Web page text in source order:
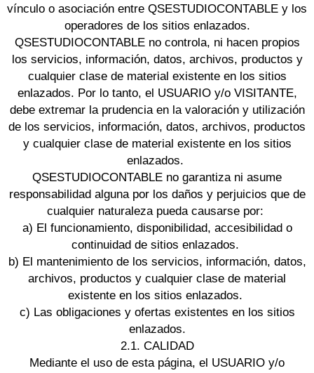
vínculo o asociación entre QSESTUDIOCONTABLE y los
operadores de los sitios enlazados.
QSESTUDIOCONTABLE no controla, ni hacen propios
los servicios, información, datos, archivos, productos y
cualquier clase de material existente en los sitios
enlazados. Por lo tanto, el USUARIO y/o VISITANTE,
debe extremar la prudencia en la valoración y utilización
de los servicios, información, datos, archivos, productos
y cualquier clase de material existente en los sitios
enlazados.
QSESTUDIOCONTABLE no garantiza ni asume
responsabilidad alguna por los daños y perjuicios que de
cualquier naturaleza pueda causarse por:
a) El funcionamiento, disponibilidad, accesibilidad o
continuidad de sitios enlazados.
b) El mantenimiento de los servicios, información, datos,
archivos, productos y cualquier clase de material
existente en los sitios enlazados.
c) Las obligaciones y ofertas existentes en los sitios
enlazados.
2.1. CALIDAD
Mediante el uso de esta página, el USUARIO y/o